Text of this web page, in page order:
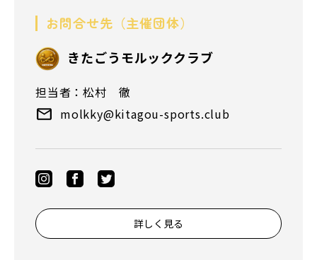
お問合せ先（主催団体）
きたごうモルッククラブ
担当者：松村 徹
molkky@kitagou-sports.club
詳しく見る